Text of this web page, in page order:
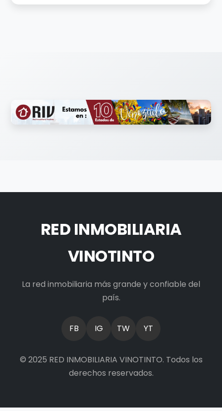
RED INMOBILIARIA
VINOTINTO
La red inmobiliaria más grande y confiable del
país.
FB IG TW YT
© 2025 RED INMOBILIARIA VINOTINTO. Todos los
derechos reservados.